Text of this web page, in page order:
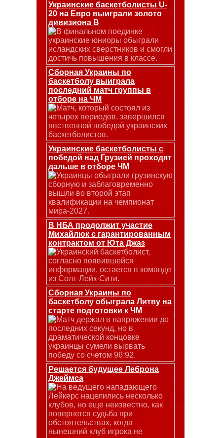
Украинские баскетболисты U-
20 на Евро выиграли золото
дивизиона В
В финальном поединке
украинские юниоры обыграли
исландских сверстников и смогли
достичь повышения в классе.
Сборная Украины по
баскетболу выиграла
последний матч группы в
отборе на ЧМ
Матч, который состоял из
четырех периодов, завершился
явственной победой украинских
баскетболистов.
Украинские баскетболисты с
победой над Грузией проходят
дальше в отборе ЧМ
Украинцы обыграли грузинскую
сборную и заблаговременно
вышли во второй этап
квалификации на чемпионат
мира-2027.
В НБА продолжит участие
Михайлюк с гарантированным
контрактом от Юта Джаз
Украинский баскетболист,
согласно появившейся
информации, остается в команде
из Солт-Лейк-Сити.
Сборная Украины по
баскетболу обыграла Литву на
старте подготовки к ЧМ
Матч держал в напряжении до
последних секунд, но в
драматической концовке
украинцы сумели вырвать
победу со счетом 96:92.
Решается будущее Леброна
Джеймса
На ведущего нападающего
Лейкерс нацелились несколько
клубов, но еще неизвестно, как
повернется судьба при
обстоятельствах, когда
нынешний клуб игрока не